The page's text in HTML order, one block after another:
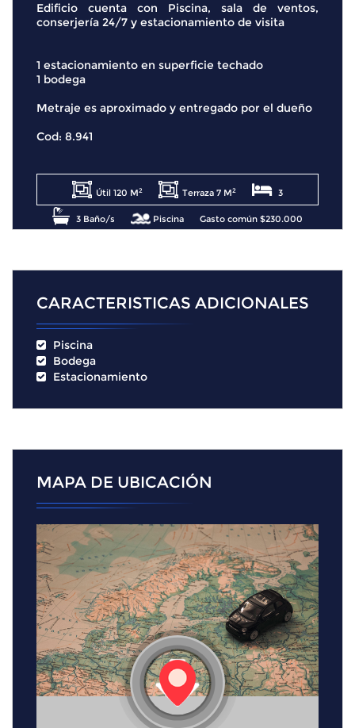
Edificio cuenta con Piscina, sala de ventos,
conserjería 24/7 y estacionamiento de visita
1 estacionamiento en superficie techado
1 bodega
Metraje es aproximado y entregado por el dueño
Cod: 8.941
Útil 120 M2 Terraza 7 M2 3
3 Baño/s Piscina Gasto común $230.000
CARACTERISTICAS ADICIONALES
Piscina
Bodega
Estacionamiento
MAPA DE UBICACIÓN